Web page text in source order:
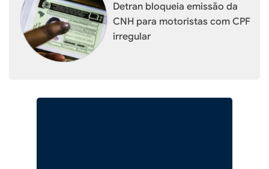
Detran bloqueia emissão da
CNH para motoristas com CPF
irregular